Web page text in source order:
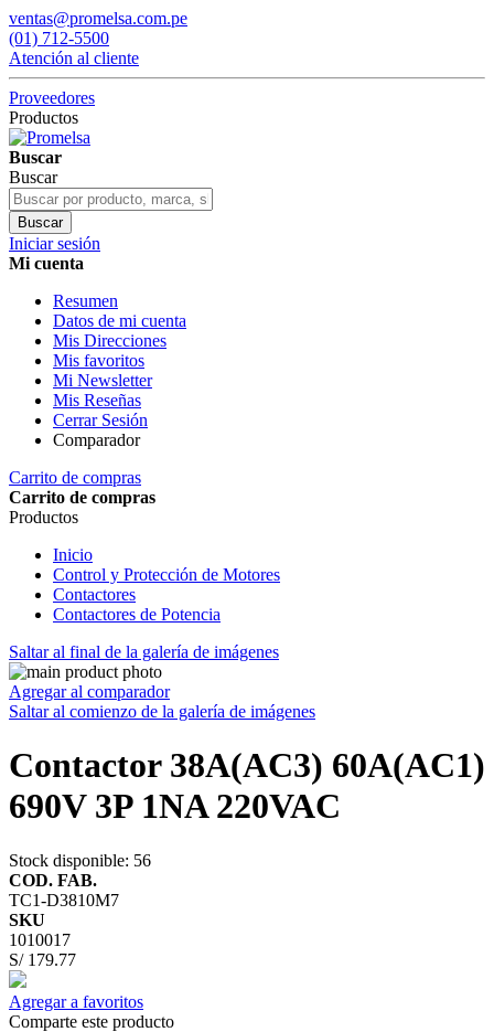
ventas@promelsa.com.pe
(01) 712-5500
Atención al cliente
Proveedores
Productos
Buscar
Buscar
Buscar
Iniciar sesión
Mi cuenta
Resumen
Datos de mi cuenta
Mis Direcciones
Mis favoritos
Mi Newsletter
Mis Reseñas
Cerrar Sesión
Comparador
Carrito de compras
Carrito de compras
Productos
Inicio
Control y Protección de Motores
Contactores
Contactores de Potencia
Saltar al final de la galería de imágenes
Agregar al comparador
Saltar al comienzo de la galería de imágenes
Contactor 38A(AC3) 60A(AC1)
690V 3P 1NA 220VAC
Stock disponible: 56
COD. FAB.
TC1-D3810M7
SKU
1010017
S/ 179.77
Agregar a favoritos
Comparte este producto